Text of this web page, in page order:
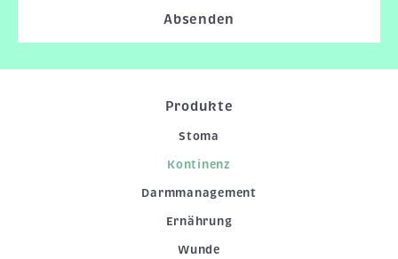
Absenden
Produkte
Stoma
Kontinenz
Darmmanagement
Ernährung
Wunde